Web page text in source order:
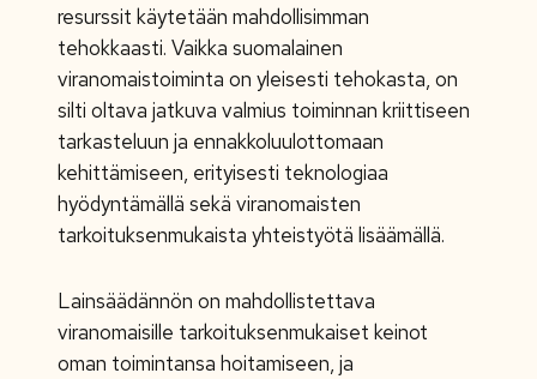
resurssit käytetään mahdollisimman
tehokkaasti. Vaikka suomalainen
viranomaistoiminta on yleisesti tehokasta, on
silti oltava jatkuva valmius toiminnan kriittiseen
tarkasteluun ja ennakkoluulottomaan
kehittämiseen, erityisesti teknologiaa
hyödyntämällä sekä viranomaisten
tarkoituksenmukaista yhteistyötä lisäämällä.
Lainsäädännön on mahdollistettava
viranomaisille tarkoituksenmukaiset keinot
oman toimintansa hoitamiseen, ja